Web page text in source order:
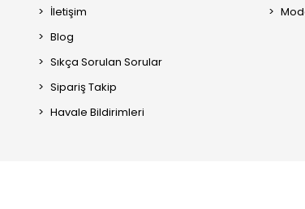
İletişim
Blog
Sıkça Sorulan Sorular
Sipariş Takip
Havale Bildirimleri